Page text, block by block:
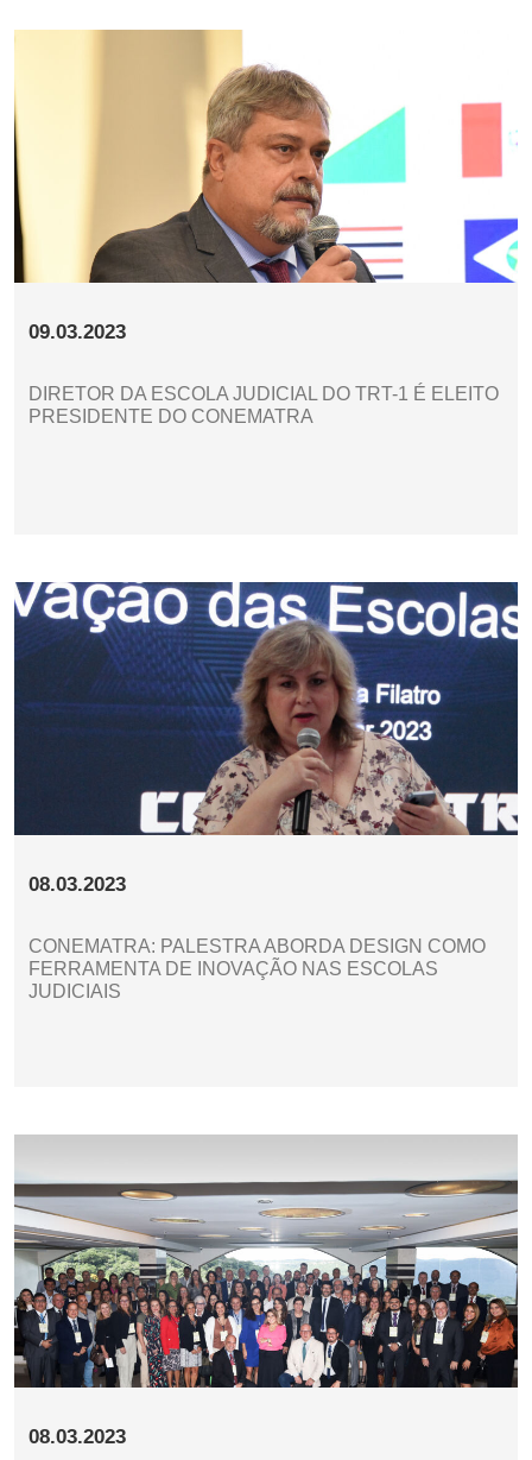
09.03.2023
DIRETOR DA ESCOLA JUDICIAL DO TRT-1 É ELEITO
PRESIDENTE DO CONEMATRA
08.03.2023
CONEMATRA: PALESTRA ABORDA DESIGN COMO
FERRAMENTA DE INOVAÇÃO NAS ESCOLAS
JUDICIAIS
08.03.2023